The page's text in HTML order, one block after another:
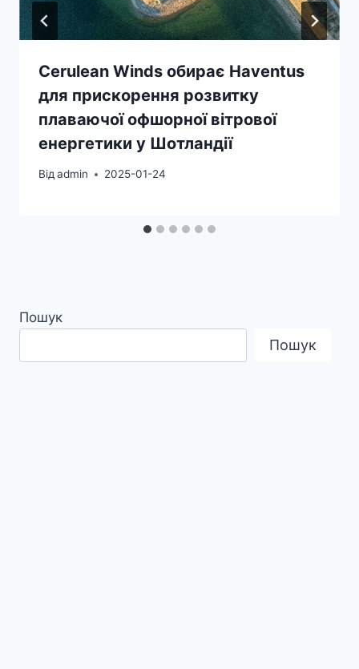
Cerulean Winds обирає Haventus
для прискорення розвитку
плаваючої офшорної вітрової
енергетики у Шотландії
Відadmin 2025-01-24
Пошук
Пошук